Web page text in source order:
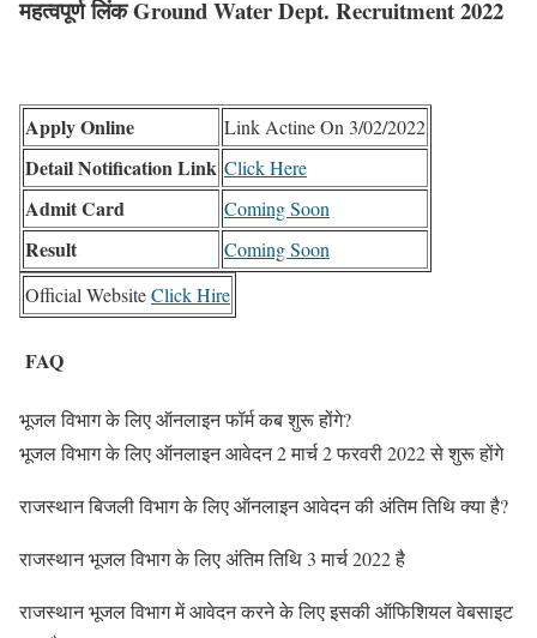
महत्वपूर्ण लिंक Ground Water Dept. Recruitment 2022
Apply Online Link Actine On 3/02/2022
Detail Notification Link Click Here
Admit Card Coming Soon
Result
Coming Soon
Official WebsiteClick Hire
FAQ
भूजल विभाग के लिए ऑनलाइन फॉर्म कब शुरू होंगे?
भूजल विभाग के लिए ऑनलाइन आवेदन 2 मार्च 2 फरवरी 2022 से शुरू होंगे
राजस्थान बिजली विभाग के लिए ऑनलाइन आवेदन की अंतिम तिथि क्या है?
राजस्थान भूजल विभाग के लिए अंतिम तिथि 3 मार्च 2022 है
राजस्थान भूजल विभाग में आवेदन करने के लिए इसकी ऑफिशियल वेबसाइट